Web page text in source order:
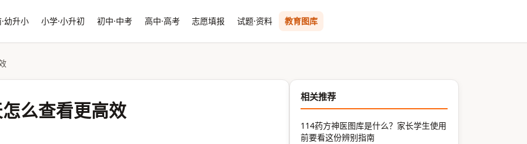
幼升小 小学·小升初 初中·中考 高中·高考 志愿填报 试题·资料 教育图库
么查看更高效
相关推荐
114药方神医图库是什么？家长学生使用
前要看这份辨别指南